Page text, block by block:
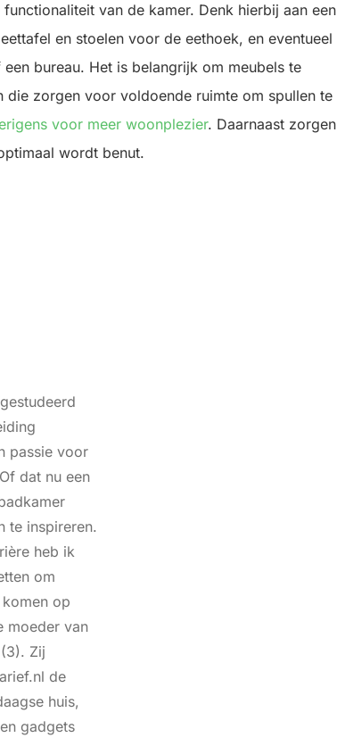
van de kamer. Denk hierbij aan een
en stoelen voor de eethoek, en eventueel
bureau. Het is belangrijk om meubels te
zorgen voor voldoende ruimte om spullen te
voor meer woonplezier. Daarnaast zorgen
wordt benut.
passie voor
dat nu een
te inspireren.
heb ik
om
op
moeder van
Zij
de
huis,
gadgets